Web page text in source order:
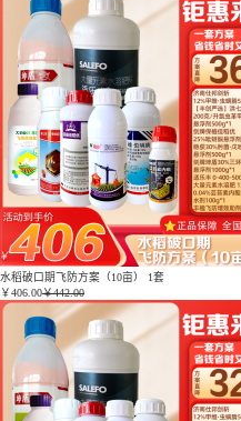
水稻破口期飞防方案（10亩） 1套
￥406.00￥442.00